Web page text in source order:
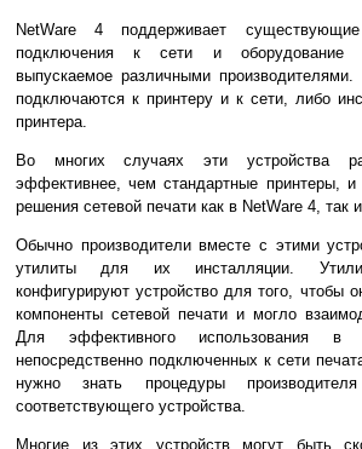
NetWare 4 поддерживает
подключения к сети и оборудование
выпускаемое различными
подключаются к принтеру и к сети, либо
принтера.
Во многих случаях эти устройства
эффективнее, чем стандартные принтеры,
решения сетевой печати как в NetWare 4, так
Обычно производители вместе с этими
утилиты для их инсталляции.
конфигурируют устройство для того, чтобы
компоненты сетевой печати и могло
Для эффективного использования
непосредственно подключенных к сети
нужно знать процедуры
соответствующего устройства.
Многие из этих устройств могут быть